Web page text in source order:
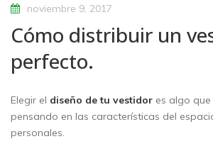
noviembre 9, 2017
Cómo distribuir un
perfecto.
Elegir el diseño de tu vestidor es algo
pensando en las características del
personales.